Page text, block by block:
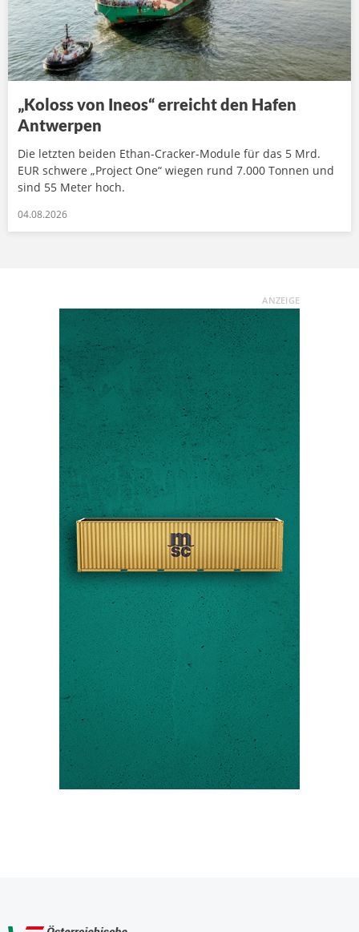
„Koloss von Ineos“ erreicht den Hafen
Antwerpen
Die letzten beiden Ethan-Cracker-Module für das 5 Mrd.
EUR schwere „Project One“ wiegen rund 7.000 Tonnen und
sind 55 Meter hoch.
04.08.2026
ANZEIGE